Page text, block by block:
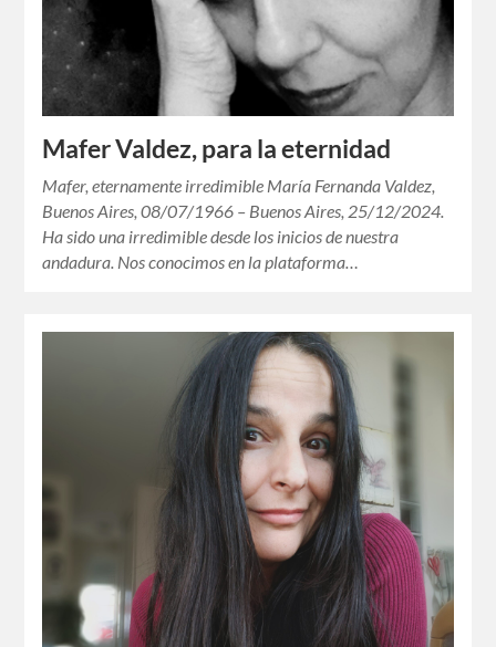
Mafer Valdez, para la eternidad
Mafer, eternamente irredimible María Fernanda Valdez,
Buenos Aires, 08/07/1966 – Buenos Aires, 25/12/2024.
Ha sido una irredimible desde los inicios de nuestra
andadura. Nos conocimos en la plataforma…